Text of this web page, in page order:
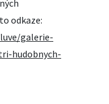
odkaze:
galerie-
hudobnych-